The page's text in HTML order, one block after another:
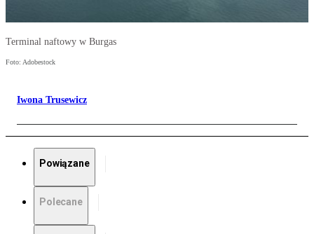
Terminal naftowy w Burgas
Foto: Adobestock
Iwona Trusewicz
Powiązane
Polecane